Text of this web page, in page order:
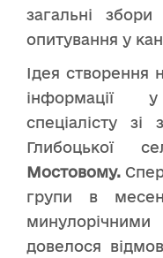
загальні
опитування у
Ідея створення
інформації
спеціалісту зі
Глибоцької
Мостовому.
групи в
довелося